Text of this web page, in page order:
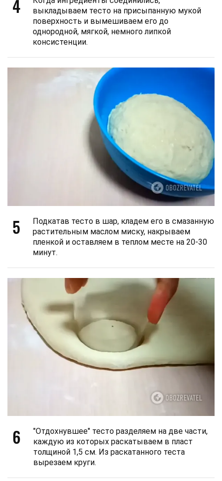
4
выкладываем тесто на присыпанную мукой
поверхность и вымешиваем его до
однородной, мягкой, немного липкой
консистенции.
5
Подкатав тесто в шар, кладем его в смазанную
растительным маслом миску, накрываем
пленкой и оставляем в теплом месте на 20-30
минут.
6
"Отдохнувшее" тесто разделяем на две части,
каждую из которых раскатываем в пласт
толщиной 1,5 см. Из раскатанного теста
вырезаем круги.